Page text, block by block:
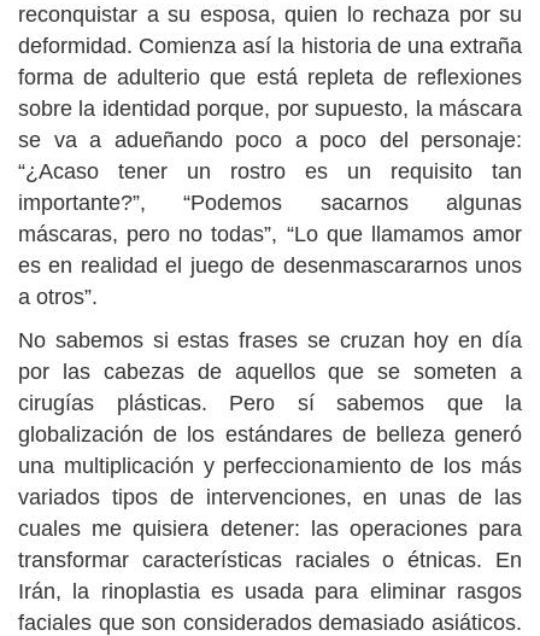
reconquistar a su esposa, quien lo rechaza por su
deformidad. Comienza así la historia de una extraña
forma de adulterio que está repleta de reflexiones
sobre la identidad porque, por supuesto, la máscara
se va a adueñando poco a poco del personaje:
“¿Acaso tener un rostro es un requisito tan
importante?”, “Podemos sacarnos algunas
máscaras, pero no todas”, “Lo que llamamos amor
es en realidad el juego de desenmascararnos unos
a otros”.
No sabemos si estas frases se cruzan hoy en día
por las cabezas de aquellos que se someten a
cirugías plásticas. Pero sí sabemos que la
globalización de los estándares de belleza generó
una multiplicación y perfeccionamiento de los más
variados tipos de intervenciones, en unas de las
cuales me quisiera detener: las operaciones para
transformar características raciales o étnicas. En
Irán, la rinoplastia es usada para eliminar rasgos
faciales que son considerados demasiado asiáticos.